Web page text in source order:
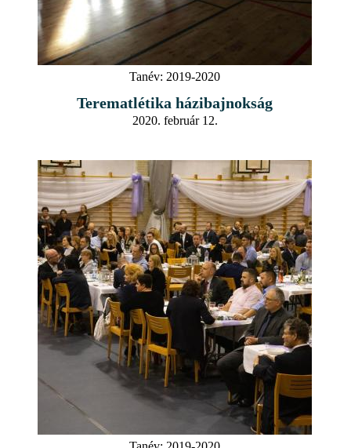
Tanév: 2019-2020
Terematlétika házibajnokság
2020. február 12.